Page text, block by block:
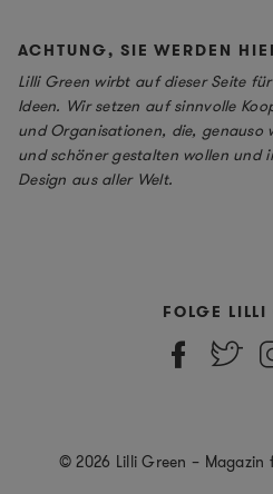
ACHTUNG, SIE WERDEN
Lilli Green wirbt auf dieser Seite
Ideen. Wir setzen auf sinnvolle
und Organisationen, die, genauso
und schöner gestalten wollen und
Design aus aller Welt.
FOLGE LILLI
© 2026 Lilli Green – Magazin